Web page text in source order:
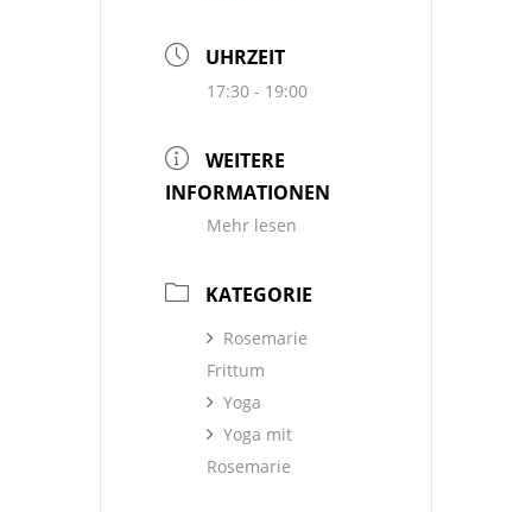
UHRZEIT
17:30 - 19:00
WEITERE
INFORMATIONEN
Mehr lesen
KATEGORIE
Rosemarie
Frittum
Yoga
Yoga mit
Rosemarie